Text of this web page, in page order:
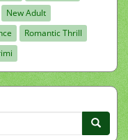
New Adult
Romantic Thrill